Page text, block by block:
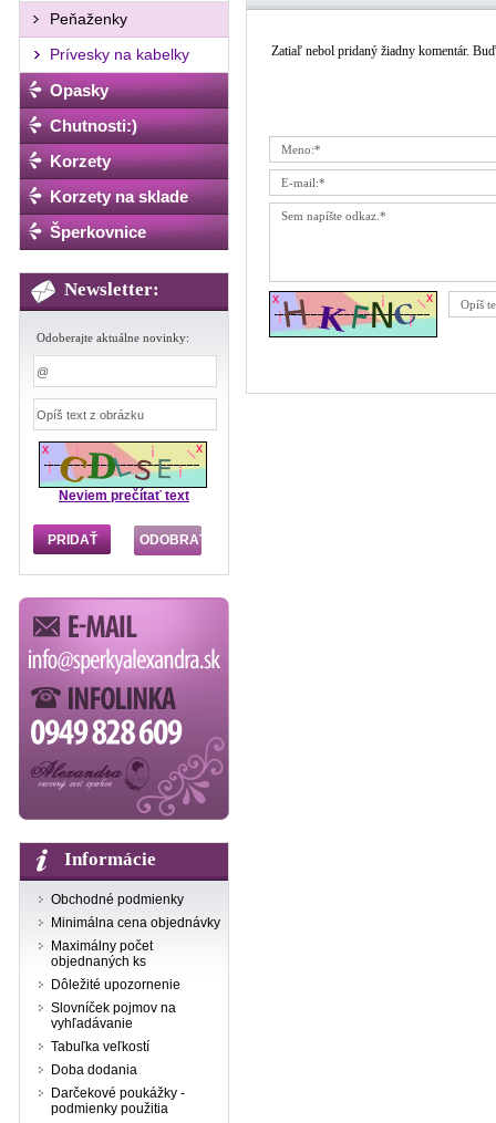
Peňaženky
Prívesky na kabelky
Opasky
Chutnosti:)
Korzety
Korzety na sklade
Šperkovnice
Newsletter:
Odoberajte aktuálne novinky:
Neviem prečítať text
Informácie
Obchodné podmienky
Minimálna cena objednávky
Maximálny počet
objednaných ks
Dôležité upozornenie
Slovníček pojmov na
vyhľadávanie
Tabuľka veľkostí
Doba dodania
Darčekové poukážky -
podmienky použitia
Zatiaľ nebol pridaný žiadny komentár.